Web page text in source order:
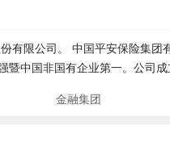
有限公司。 中国平安保险集
暨中国非国有企业第一。公司
金融集团